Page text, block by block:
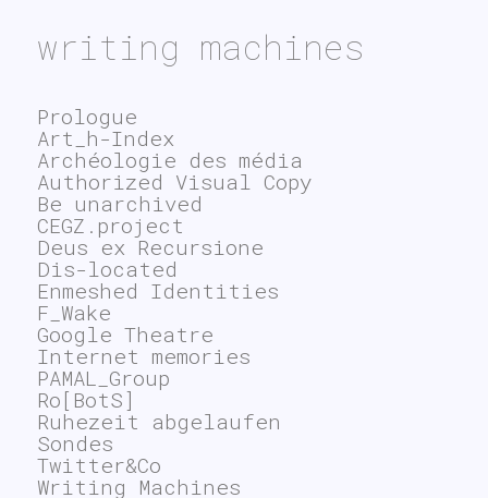
writing machines
Prologue
Art_h-Index
Archéologie des média
Authorized Visual Copy
Be unarchived
CEGZ.project
Deus ex Recursione
Dis-located
Enmeshed Identities
F_Wake
Google Theatre
Internet memories
PAMAL_Group
Ro[BotS]
Ruhezeit abgelaufen
Sondes
Twitter&Co
Writing Machines